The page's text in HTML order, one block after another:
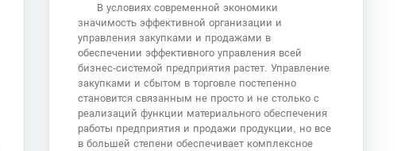
В условиях современной экономики
значимость эффективной организации и
управления закупками и продажами в
обеспечении эффективного управления всей
бизнес-системой предприятия растет. Управление
закупками и сбытом в торговле постепенно
становится связанным не просто и не столько с
реализаций функции материального обеспечения
работы предприятия и продажи продукции, но все
в большей степени обеспечивает комплексное